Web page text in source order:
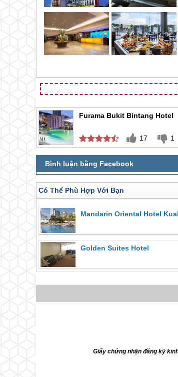
Furama Bukit Bintang Hotel
17 1
Có Thể Phù Hợp Với Bạn
Mandarin Oriental Hotel
Golden Suites Hotel
Giấy chứng nhận đăng ký